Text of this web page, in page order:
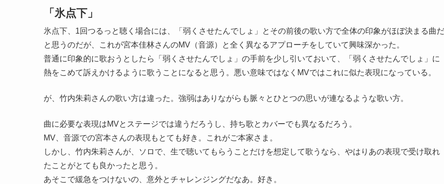
「氷点下」
氷点下、1回つるっと聴く場合には、「弱くさせたんでしょ」とその前後の歌い方で全体の印象がほぼ決まる曲だ
と思うのだが、これが宮本佳林さんのMV（音源）と全く異なるアプローチをしていて興味深かった。
普通に印象的に歌おうとしたら「弱くさせたんでしょ」の手前を少し引いておいて、「弱くさせたんでしょ」に
熱をこめて訴えかけるように歌うことになると思う。悪い意味ではなくMVではこれに似た表現になっている。
が、竹内朱莉さんの歌い方は違った。強弱はありながらも脈々とひとつの思いが連なるような歌い方。
曲に必要な表現はMVとステージでは違うだろうし、持ち歌とカバーでも異なるだろう。
MV、音源での宮本さんの表現もとても好き。これがご本家さま。
しかし、竹内朱莉さんが、ソロで、生で聴いてもらうことだけを想定して歌うなら、やはりあの表現で受け取れ
たことがとても良かったと思う。
あそこで緩急をつけないの、意外とチャレンジングだなあ。好き。